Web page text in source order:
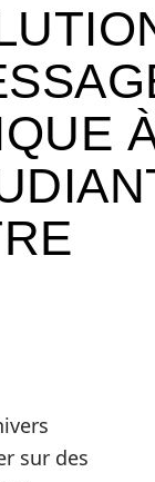
sur des